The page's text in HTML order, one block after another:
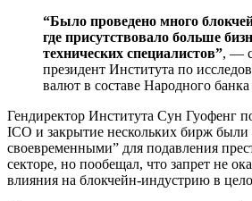
“Было проведено много
где присутствовало больше
технических специалистов”, —
президент Института по
валют в составе Народного
Гендиректор Института Сун Гуофенг
ICO и закрытие нескольких бирж
своевременными” для подавления
секторе, но пообещал, что запрет не
влияния на блокчейн-индустрию в